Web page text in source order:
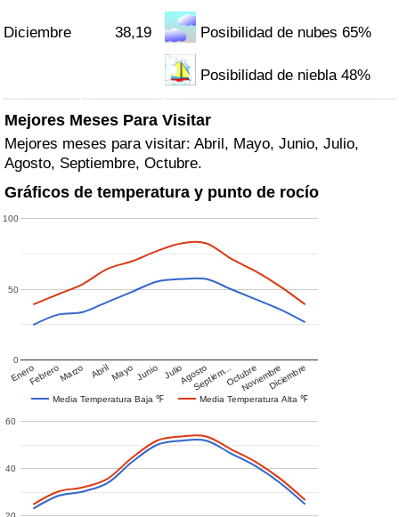
Diciembre 38,19 Posibilidad de nubes 65%
Posibilidad de niebla 48%
Mejores Meses Para Visitar
Mejores meses para visitar: Abril, Mayo, Junio, Julio,
Agosto, Septiembre, Octubre.
Gráficos de temperatura y punto de rocío
Media Temperatura Baja ℉ Media Temperatura Alta ℉
EneroFebreroMarzo AbrilMayo Junio JulioAgosto
Septiem…OctubreNoviembreDiciembre
0
50
100
40
60